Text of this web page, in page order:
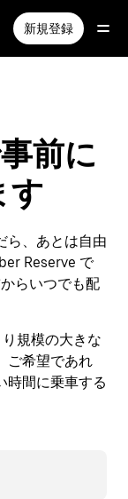
新規登録
前に
す
ら、あとは自由
Reserve で
らいつでも配
規模の大きな
ご希望であれ
時間に乗車する